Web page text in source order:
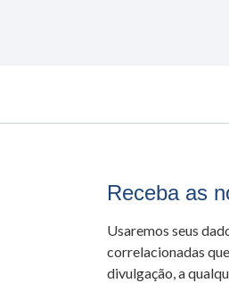
Receba as
Usaremos seus
correlacionadas
divulgação, a